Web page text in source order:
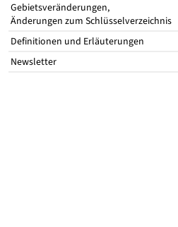
Gebietsveränderungen,
Änderungen zum Schlüsselverzeichnis
Definitionen und Erläuterungen
Newsletter